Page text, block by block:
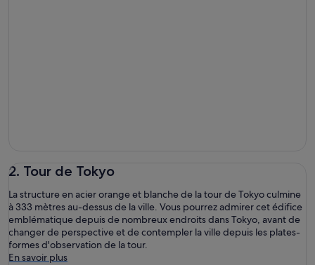
2. Tour de Tokyo
La structure en acier orange et blanche de la tour de Tokyo culmine
à 333 mètres au-dessus de la ville. Vous pourrez admirer cet édifice
emblématique depuis de nombreux endroits dans Tokyo, avant de
changer de perspective et de contempler la ville depuis les plates-
formes d'observation de la tour.
En savoir plus